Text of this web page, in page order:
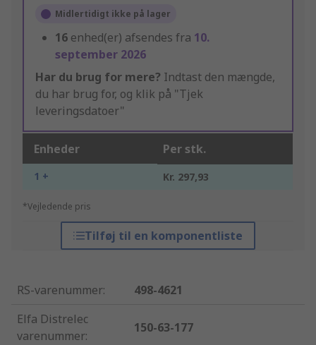
Midlertidigt ikke på lager
16 enhed(er) afsendes fra 10.
september 2026
Har du brug for mere? Indtast den mængde,
du har brug for, og klik på "Tjek
leveringsdatoer"
Enheder Per stk.
1 + Kr. 297,93
*Vejledende pris
Tilføj til en komponentliste
RS-varenummer:
498-4621
Elfa Distrelec
varenummer:
150-63-177